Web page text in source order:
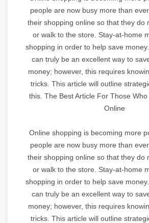
people are now busy more than
their shopping online so that they do
or walk to the store. Stay-at-home
shopping in order to help save
can truly be an excellent way to
money; however, this requires
tricks. This article will outline
this. The Best Article For Those
Online
Online shopping is becoming more
people are now busy more than
their shopping online so that they do
or walk to the store. Stay-at-home
shopping in order to help save
can truly be an excellent way to
money; however, this requires
tricks. This article will outline